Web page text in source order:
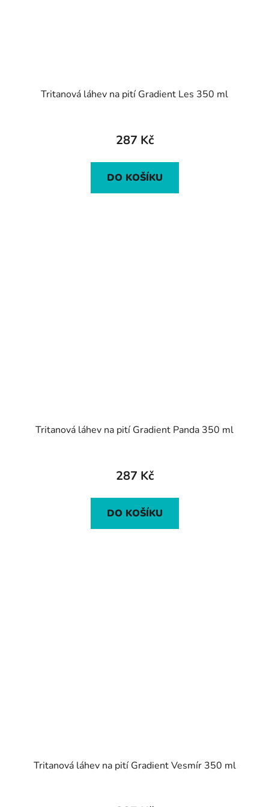
Tritanová láhev na pití Gradient Les 350 ml
287 Kč
DO KOŠÍKU
Tritanová láhev na pití Gradient Panda 350 ml
287 Kč
DO KOŠÍKU
Tritanová láhev na pití Gradient Vesmír 350 ml